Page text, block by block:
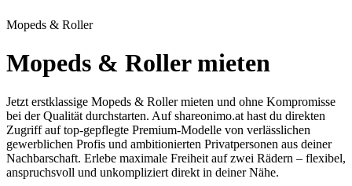
Mopeds & Roller
Mopeds & Roller mieten
Jetzt erstklassige Mopeds & Roller mieten und ohne Kompromisse
bei der Qualität durchstarten. Auf shareonimo.at hast du direkten
Zugriff auf top-gepflegte Premium-Modelle von verlässlichen
gewerblichen Profis und ambitionierten Privatpersonen aus deiner
Nachbarschaft. Erlebe maximale Freiheit auf zwei Rädern – flexibel,
anspruchsvoll und unkompliziert direkt in deiner Nähe.